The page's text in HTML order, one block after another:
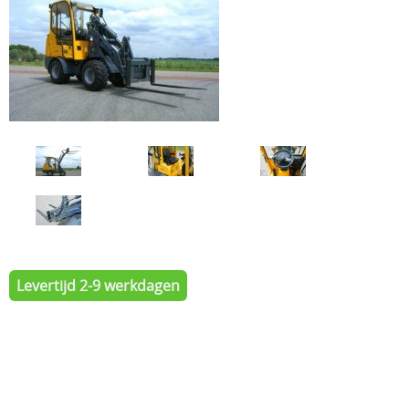
Generatoren
Specifiek materiaal en actieproducten
Draai-en freeswerk
Onze Repairshop Diensten
Levertijd 2-9 werkdagen